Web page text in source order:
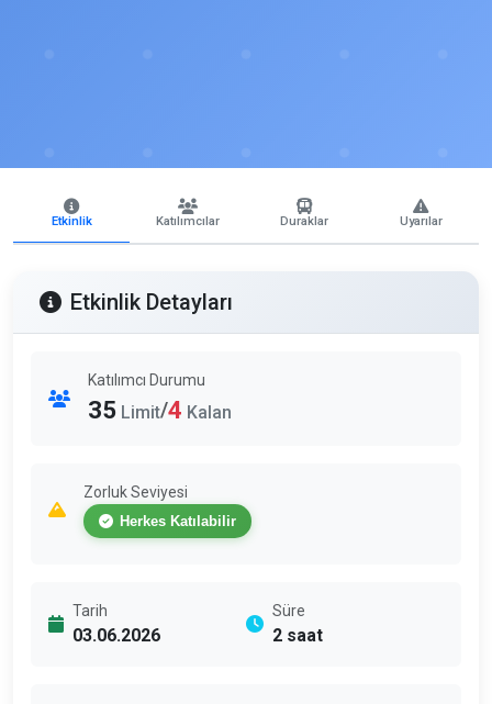
Etkinlik Katılımcılar Duraklar Uyarılar
Etkinlik Detayları
Katılımcı Durumu
35 Limit/4 Kalan
Zorluk Seviyesi
Herkes Katılabilir
Tarih
03.06.2026
Süre
2 saat